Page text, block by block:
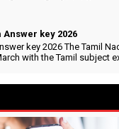
Answer key 2026
key 2026 The Tamil
with the Tamil subject